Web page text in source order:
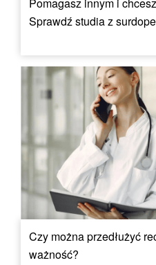
Sprawdź studia z
Czy można przedłużyć
ważność?